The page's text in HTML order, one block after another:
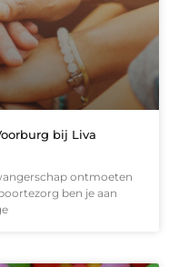
bij Liva
ontmoeten
ben je aan